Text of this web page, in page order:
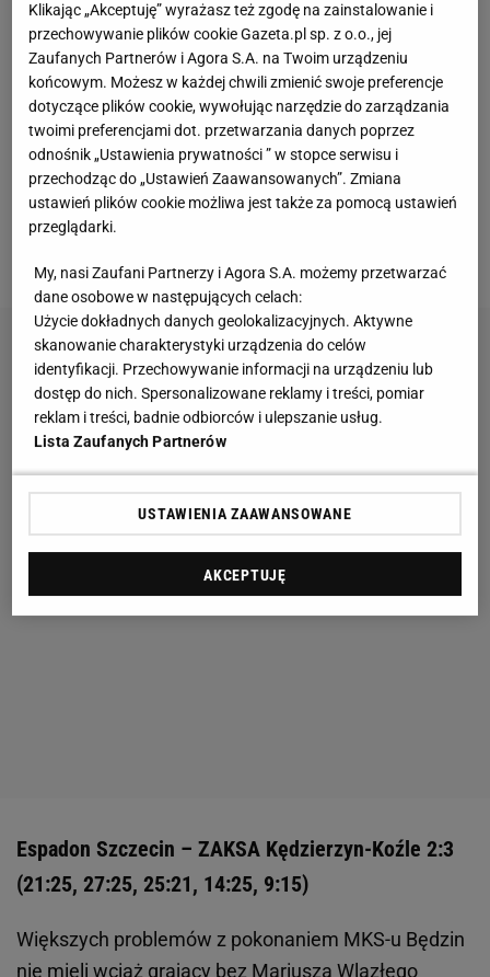
(25:15 i 15:9; Szymura przyjmował z 57 procentową
dokładnością i atakował na ponad 50 procentach
skuteczności). Warto podkreślić również świetną grę
lidera ZAKSY, Sama Deroo, który zdobył 29 punktów
kończąc średnio 3 na 4 zagrania.
W drużynie Espadonu dobrze spisali się Bartłomiej
Kluth (24 punkty), a także Bartosz Gawryszewski (12
Espadon Szczecin – ZAKSA Kędzierzyn-Koźle 2:3
(21:25, 27:25, 25:21, 14:25, 9:15)
Większych problemów z pokonaniem MKS-u Będzin
nie mieli wciąż grający bez Mariusza Wlazłego
Klikając „Akceptuję” wyrażasz też zgodę na zainstalowanie i
przechowywanie plików cookie Gazeta.pl sp. z o.o., jej
Zaufanych Partnerów i Agora S.A. na Twoim urządzeniu
końcowym. Możesz w każdej chwili zmienić swoje preferencje
dotyczące plików cookie, wywołując narzędzie do zarządzania
twoimi preferencjami dot. przetwarzania danych poprzez
odnośnik „Ustawienia prywatności ” w stopce serwisu i
przechodząc do „Ustawień Zaawansowanych”. Zmiana
ustawień plików cookie możliwa jest także za pomocą ustawień
przeglądarki.
My, nasi Zaufani Partnerzy i Agora S.A. możemy przetwarzać
dane osobowe w następujących celach:
Użycie dokładnych danych geolokalizacyjnych. Aktywne
skanowanie charakterystyki urządzenia do celów
identyfikacji. Przechowywanie informacji na urządzeniu lub
dostęp do nich. Spersonalizowane reklamy i treści, pomiar
reklam i treści, badnie odbiorców i ulepszanie usług.
Lista Zaufanych Partnerów
USTAWIENIA ZAAWANSOWANE
AKCEPTUJĘ